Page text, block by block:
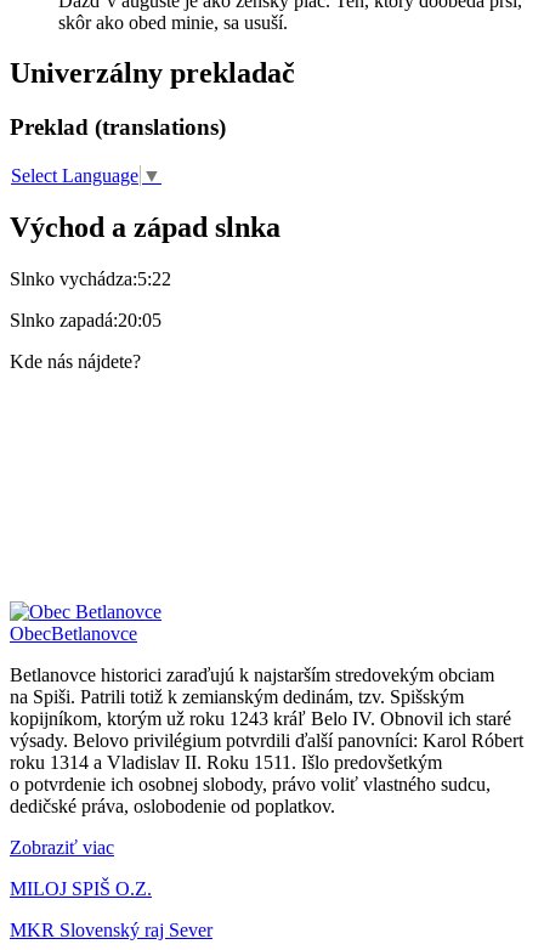
skôr ako obed minie, sa usuší.
Univerzálny prekladač
Preklad (translations)
Select Language ▼
Východ a západ slnka
Slnko vychádza:5:22
Slnko zapadá:20:05
Kde nás nájdete?
ObecBetlanovce
Betlanovce historici zaraďujú k najstarším stredovekým obciam
na Spiši. Patrili totiž k zemianským dedinám, tzv. Spišským
kopijníkom, ktorým už roku 1243 kráľ Belo IV. Obnovil ich staré
výsady. Belovo privilégium potvrdili ďalší panovníci: Karol Róbert
roku 1314 a Vladislav II. Roku 1511. Išlo predovšetkým
o potvrdenie ich osobnej slobody, právo voliť vlastného sudcu,
dedičské práva, oslobodenie od poplatkov.
Zobraziť viac
MILOJ SPIŠ O.Z.
MKR Slovenský raj Sever